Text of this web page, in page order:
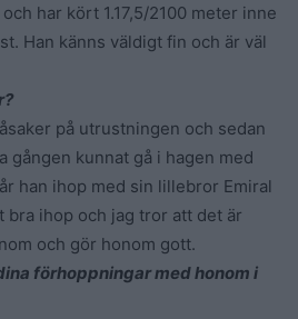
har kört 1.17,5/2100 meter inne
Han känns väldigt fin och är väl
på utrustningen och sedan
gången kunnat gå i hagen med
han ihop med sin lillebror Emiral
bra ihop och jag tror att det är
och gör honom gott.
förhoppningar med honom i